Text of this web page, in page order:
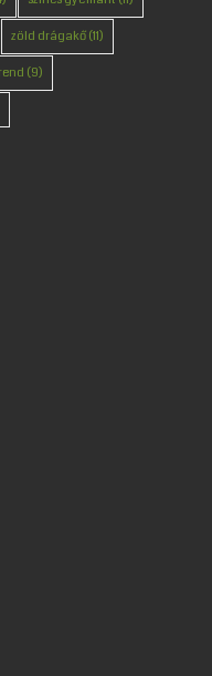
zöld drágakő(11)
(9)